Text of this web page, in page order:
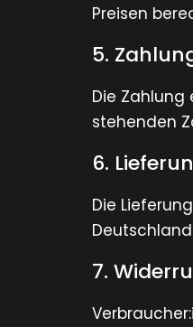
Preisen
5.
Die Zahlung
stehenden
6.
Die
7.